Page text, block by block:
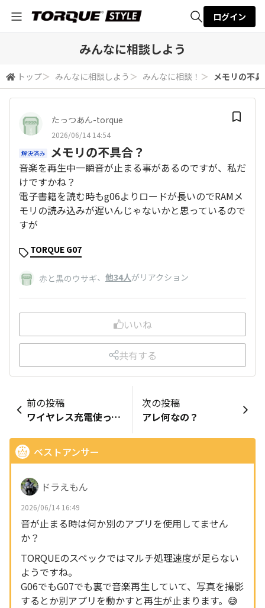
検索
ログイン
みんなに相談しよう
トップ＞ みんなに相談しよう ＞ みんなに相談！ ＞ メモリの不
たっつあん-torque
2026/06/14 14:54
解決済み メモリの不具合？
音楽を再生中一瞬音が止まる事があるのですが、私だ
けですかね？
電子書籍を読む時もg06よりロードが長いのでRAMメ
モリの読み込みが遅いんじゃないかと思っているので
すが
TORQUE G07
赤と黒のウサギ、 他34人がリアクション
いいね
共有する
前の投稿
ワイヤレス充電使ってます？
次の投稿
アレ何なの？
ベストアンサー
ドラえもん
2026/06/14 16:49
音が止まる時は何か別のアプリを使用してません
か？
TORQUEのスペックではマルチ処理速度が足らない
ようですね。
G06でもG07でも裏で音楽再生していて、写真を撮影
するとか別アプリを動かすと再生が止まります。😅